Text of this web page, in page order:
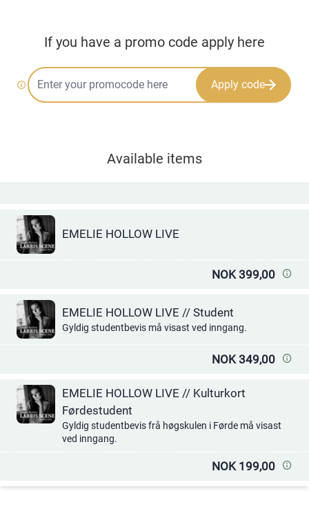
If you have a promo code apply here
Apply code
Available items
EMELIE HOLLOW LIVE
NOK 399,00
EMELIE HOLLOW LIVE // Student
Gyldig studentbevis må visast ved inngang.
NOK 349,00
EMELIE HOLLOW LIVE // Kulturkort
Førdestudent
Gyldig studentbevis frå høgskulen i Førde må visast
ved inngang.
NOK 199,00